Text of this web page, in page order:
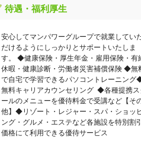
待遇・福利厚生
安心してマンパワーグループで就業してい
だけるようにしっかりとサポートいたしま
す。 ◆健康保険・厚生年金・雇用保険・有
休暇・健康診断・労働者災害補償保険 ◆無
で自宅で学習できるパソコントレーニング
無料キャリアカウンセリング ◆各種提携ス
ールのメニューを優待料金で受講など【そ
他】◆リゾート・レジャー・スパ・ショッ
ング・グルメ・エステなど各施設を特別割
価格にて利用できる優待サービス